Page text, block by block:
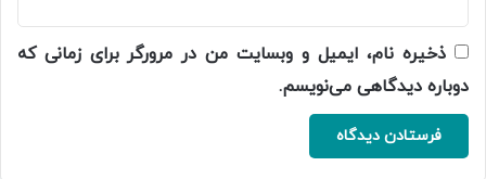
ذخیره نام، ایمیل و وبسایت من در مرورگر برای زمانی که
دوباره دیدگاهی می‌نویسم.